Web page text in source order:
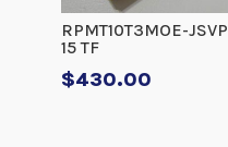
RPMT10T3MOE-JSVP
15 TF
$430.00